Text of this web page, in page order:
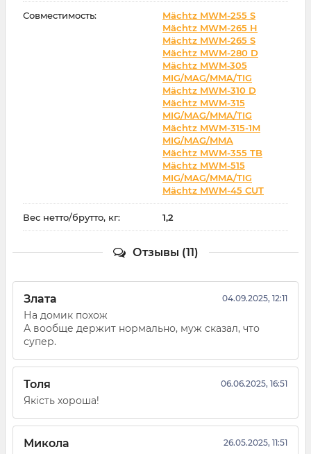
Совместимость:
Mächtz MWM-255 S
Mächtz MWM-265 H
Mächtz MWM-265 S
Mächtz MWM-280 D
Mächtz MWM‑305
MIG/MAG/MMA/TIG
Mächtz MWM-310 D
Mächtz MWM-315
MIG/MAG/MMA/TIG
Mächtz MWM-315-1M
MIG/MAG/MMA
Mächtz MWM-355 TB
Mächtz MWM-515
MIG/MAG/MMA/TIG
Mächtz MWM-45 CUT
Вес нетто/брутто, кг: 1,2
Отзывы (11)
Злата 04.09.2025, 12:11
На домик похож
А вообще держит нормально, муж сказал, что
супер.
Толя 06.06.2025, 16:51
Якість хороша!
Микола 26.05.2025, 11:51